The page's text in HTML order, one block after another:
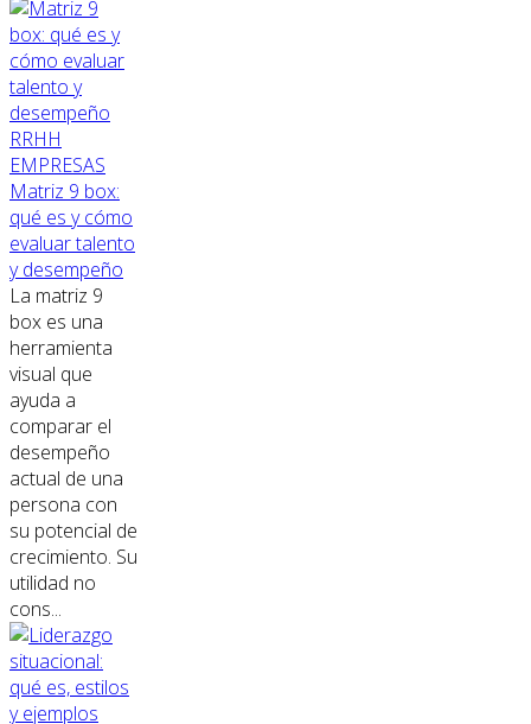
RRHH
EMPRESAS
Matriz 9 box:
qué es y cómo
evaluar talento
y desempeño
La matriz 9
box es una
herramienta
visual que
ayuda a
comparar el
desempeño
actual de una
persona con
su potencial de
crecimiento. Su
utilidad no
cons...